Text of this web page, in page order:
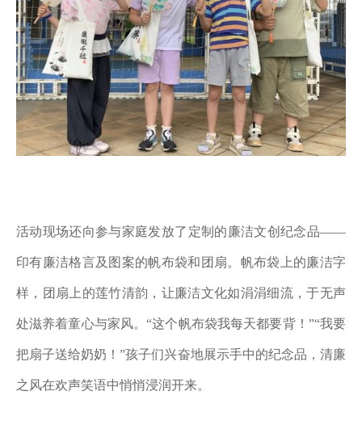
活动现场还向参与家庭发放了定制的廉洁文创纪念品——
印有廉洁格言及图案的帆布袋和团扇。帆布袋上的廉洁字
样，团扇上的莲竹清韵，让廉洁文化如涓涓细流，于无声
处滋养着童心与家风。“这个帆布袋我每天都要背！”“我要
把扇子送给奶奶！”孩子们兴奋地展示手中的纪念品，清廉
之风在欢声笑语中悄悄浸润开来。